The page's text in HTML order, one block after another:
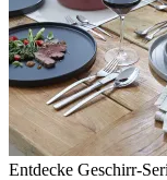
Entdecke Geschirr-